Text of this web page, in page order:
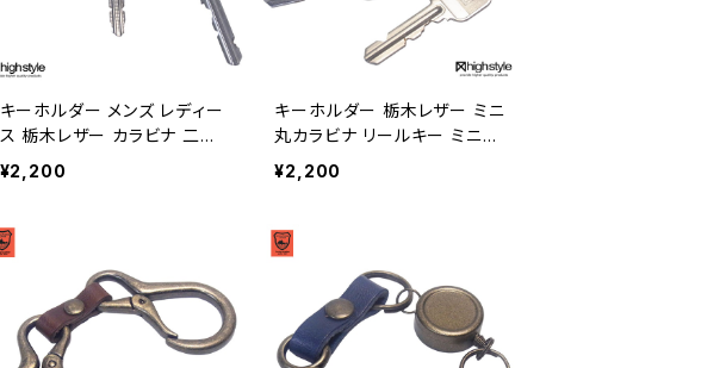
キーホルダー メンズ レディー
ス 栃木レザー カラビナ 二重
リング×3 キーホルダー アクセ
サリー highstyle ハイスタイ
¥2,200
キーホルダー 栃木レザー ミニ
丸カラビナ リールキー ミニナ
スカン アンティークカラー キ
ーホルダー highstyle ハイス
¥2,200